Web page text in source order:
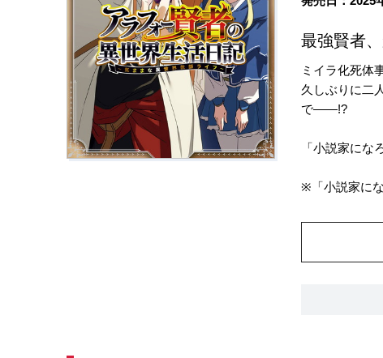
最強賢者
ミイラ化死体
久しぶりに二
で――!?
「小説家に
※「小説家に